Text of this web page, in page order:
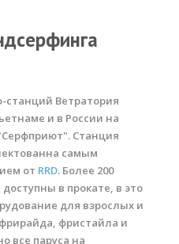
погоды
станций Ветратория
и в России на
Станция
самым
от RRD. Более 200
в прокате, в это
для взрослых и
фристайла и
все паруса на